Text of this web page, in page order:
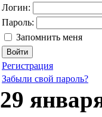
Логин:
Пароль:
Запомнить меня
Регистрация
Забыли свой пароль?
29